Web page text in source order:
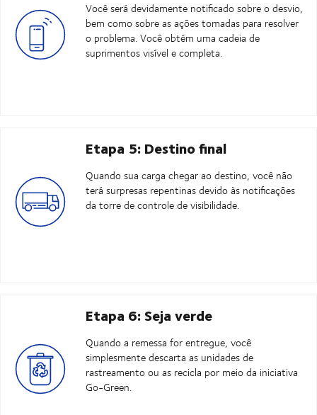
Você será devidamente notificado sobre o desvio,
bem como sobre as ações tomadas para resolver
o problema. Você obtém uma cadeia de
suprimentos visível e completa.
Etapa 5: Destino final
Quando sua carga chegar ao destino, você não
terá surpresas repentinas devido às notificações
da torre de controle de visibilidade.
Etapa 6: Seja verde
Quando a remessa for entregue, você
simplesmente descarta as unidades de
rastreamento ou as recicla por meio da iniciativa
Go-Green.